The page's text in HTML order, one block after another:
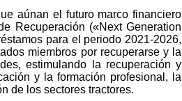
aúnan el futuro marco financiero
Recuperación («Next Generation
para el periodo 2021-2026,
miembros por recuperarse y la
estimulando la recuperación y
y la formación profesional, la
de los sectores tractores.